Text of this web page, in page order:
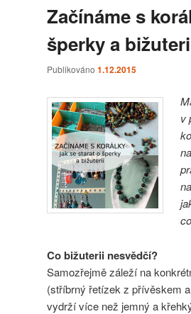
Začínáme s
šperky a
Publikováno 1.12.2015
v
Co bižuterii nesvědčí?
Samozřejmě záleží na
(stříbrný řetízek z přívěskem
vydrží více než jemný a